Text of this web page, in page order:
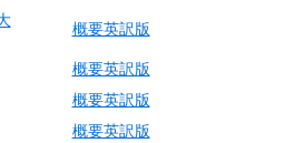
概要英訳版
概要英訳版
概要英訳版
概要英訳版